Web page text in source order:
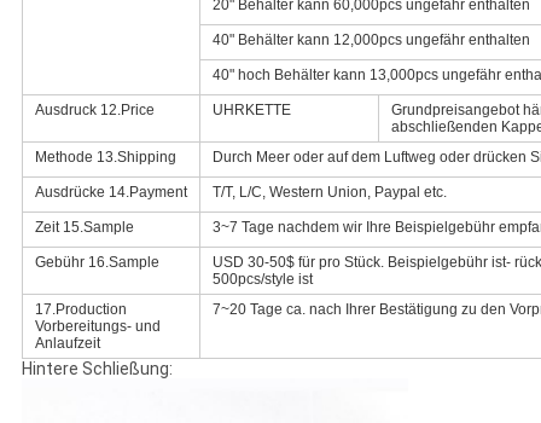
20" Behälter kann 60,000pcs ungefähr enthalten
40" Behälter kann 12,000pcs ungefähr enthalten
40" hoch Behälter kann 13,000pcs ungefähr
Ausdruck 12.Price UHRKETTE
Grundpreisangebot
abschließenden
Methode 13.Shipping
Durch Meer oder auf dem Luftweg oder drücken
Ausdrücke 14.Payment T/T, L/C, Western Union, Paypal etc.
Zeit 15.Sample 3~7 Tage nachdem wir Ihre Beispielgebühr
Gebühr 16.Sample
USD 30-50$ für pro Stück. Beispielgebühr ist-
500pcs/style ist
17.Production
Vorbereitungs- und
Anlaufzeit
7~20 Tage ca. nach Ihrer Bestätigung zu den
Hintere Schließung: